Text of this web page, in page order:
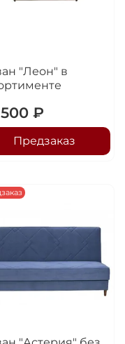
"Леон" в
₽
Предзаказ